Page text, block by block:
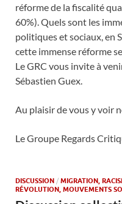
réforme de la fiscalité
60%). Quels sont les
politiques et sociaux, en
cette immense réforme
Le GRC vous invite à
Sébastien Guex.
Au plaisir de vous y voir
Le Groupe Regards
DISCUSSION / MIGRATION,
RÉVOLUTION, MOUVEMENTS